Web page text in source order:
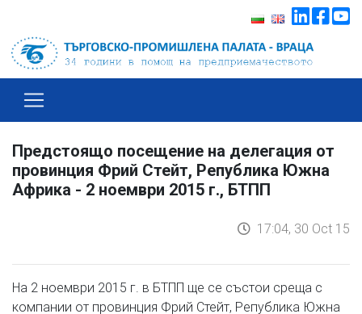
Предстоящо посещение на делегация от
провинция Фрий Стейт, Република Южна
Африка - 2 ноември 2015 г., БТПП
17:04, 30 Oct 15
На 2 ноември 2015 г. в БТПП ще се състои среща с
компании от провинция Фрий Стейт, Република Южна